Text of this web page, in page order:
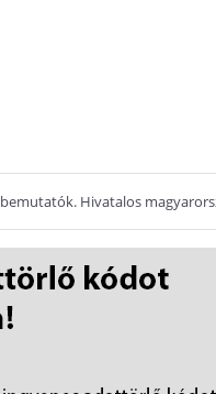
Hivatalos